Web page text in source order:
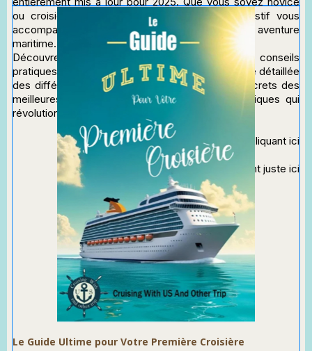
ou croisiériste expérimenté, cet ouvrage exhaustif vous
accompagne dans chaque étape de votre aventure
maritime.
Découvrez tout ce que vous devez savoir : des conseils
pratiques pour optimiser votre budget, une analyse détaillée
des différentes compagnies et itinéraires, les secrets des
meilleures cabines, et les tendances gastronomiques qui
révolutionnent l'expérience culinaire en mer.
Commandez le sur Amazon en cliquant ici
Téléchargez un extrait gratuit en cliquant juste ici
Le Guide Ultime pour Votre Première Croisière